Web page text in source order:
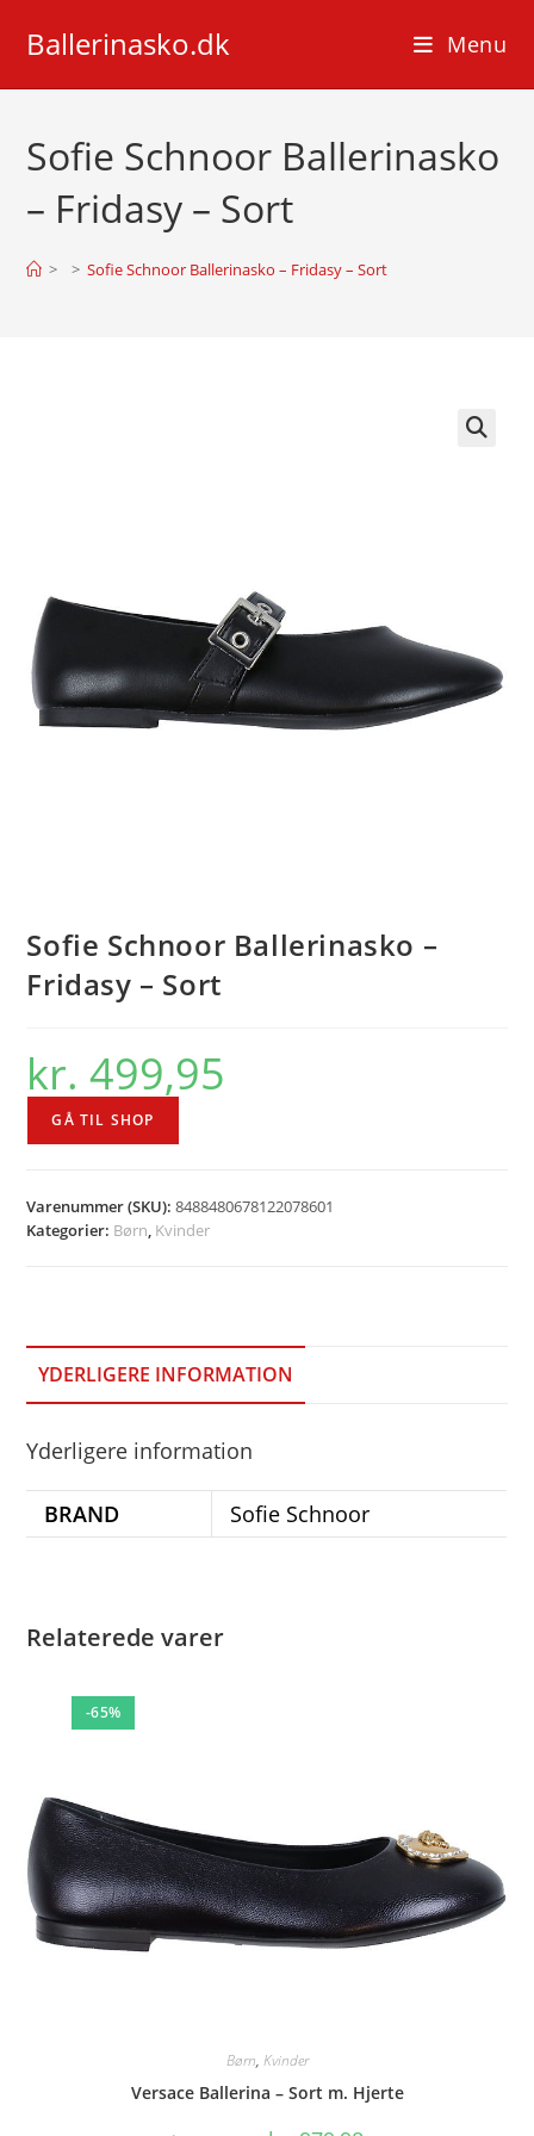
Ballerinasko.dk Menu
Sofie Schnoor Ballerinasko
– Fridasy – Sort
> > Sofie Schnoor Ballerinasko – Fridasy – Sort
Sofie Schnoor Ballerinasko –
Fridasy – Sort
kr. 499,95
GÅ TIL SHOP
Varenummer (SKU):8488480678122078601
Kategorier: Børn, Kvinder
YDERLIGERE INFORMATION
Yderligere information
BRAND Sofie Schnoor
Relaterede varer
-65%
Børn, Kvinder
Versace Ballerina – Sort m. Hjerte